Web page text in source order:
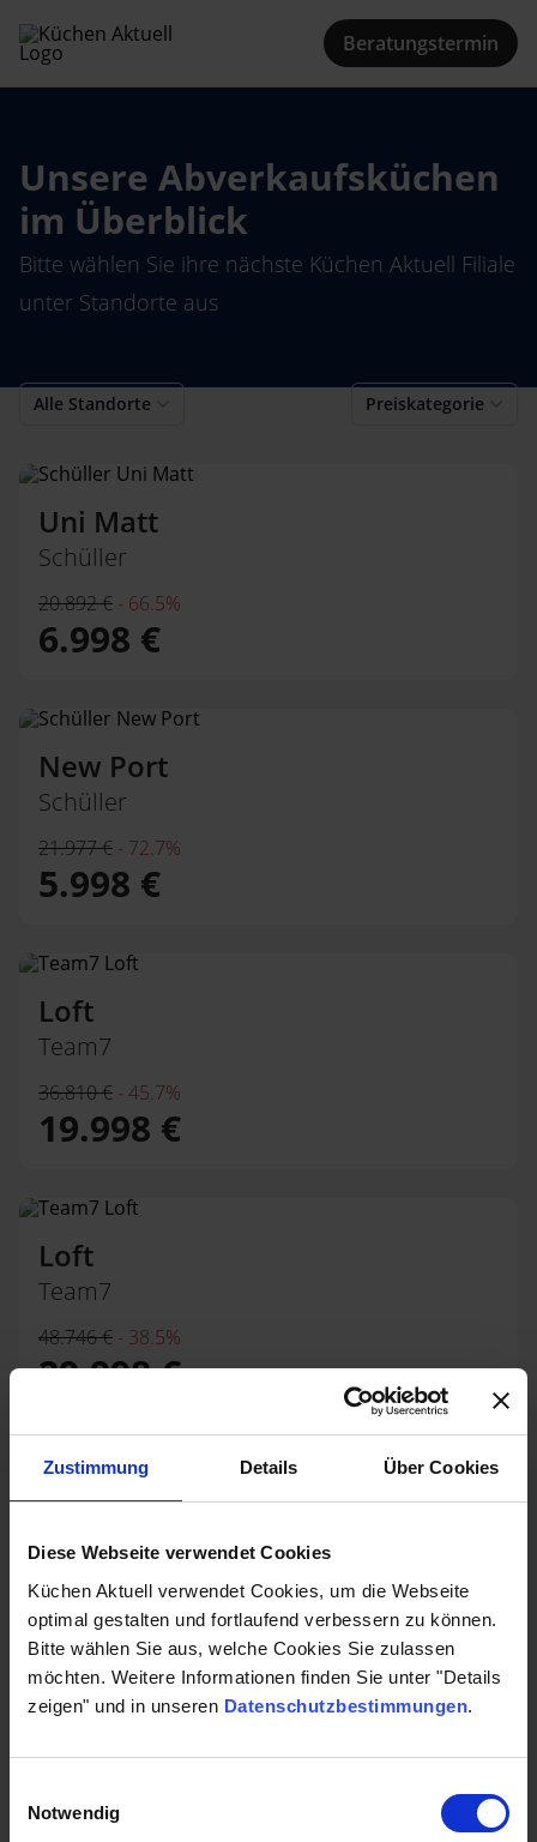
Zustimmung Details Über Cookies
Diese Webseite verwendet Cookies
Küchen Aktuell verwendet Cookies, um die Webseite
optimal gestalten und fortlaufend verbessern zu können.
Bitte wählen Sie aus, welche Cookies Sie zulassen
möchten. Weitere Informationen finden Sie unter "Details
zeigen" und in unseren Datenschutzbestimmungen.
Notwendig
Beratungstermin
Unsere Abverkaufsküchen
im Überblick
Bitte wählen Sie ihre nächste Küchen Aktuell Filiale
unter Standorte aus
Alle Standorte Preiskategorie
Uni Matt
Schüller
20.892 € - 66.5%
6.998 €
New Port
Schüller
21.977 € - 72.7%
5.998 €
Loft
Team7
36.810 € - 45.7%
19.998 €
Loft
Team7
48.746 € - 38.5%
29.998 €
NX510 / NX640
59.570 € -69.8%
17.998 €
19.700 €-